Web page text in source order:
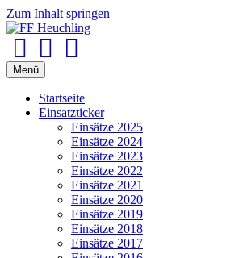
Zum Inhalt springen
Menü
Startseite
Einsatzticker
Einsätze 2025
Einsätze 2024
Einsätze 2023
Einsätze 2022
Einsätze 2021
Einsätze 2020
Einsätze 2019
Einsätze 2018
Einsätze 2017